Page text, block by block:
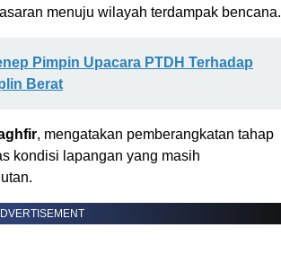
menuju wilayah terdampak bencana.
Pimpin Upacara PTDH Terhadap
Berat
, mengatakan pemberangkatan tahap
kondisi lapangan yang masih